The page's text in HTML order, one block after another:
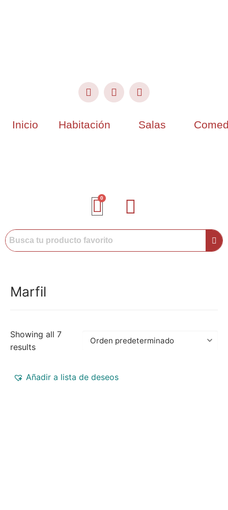
Inicio Habitación Salas
Marfil
Showing all 7
results
Añadir a lista de deseos